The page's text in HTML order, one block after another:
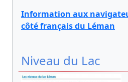
Information aux
côté français du Léman
Niveau du Lac